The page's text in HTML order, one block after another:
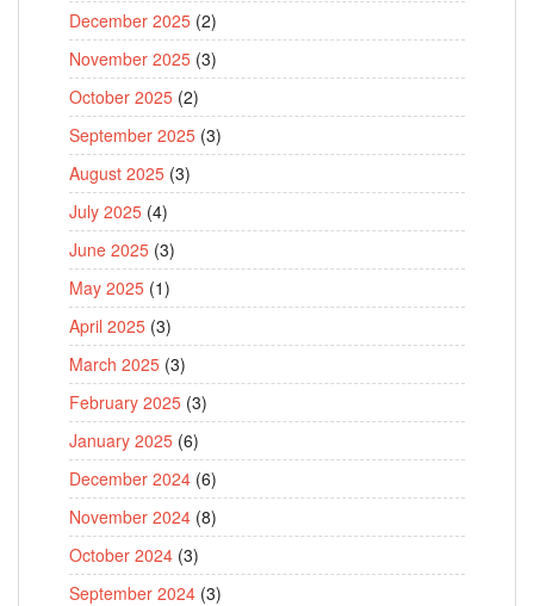
December 2025 (2)
November 2025 (3)
October 2025 (2)
September 2025 (3)
August 2025 (3)
July 2025 (4)
June 2025 (3)
May 2025 (1)
April 2025 (3)
March 2025 (3)
February 2025 (3)
January 2025 (6)
December 2024 (6)
November 2024 (8)
October 2024 (3)
September 2024 (3)